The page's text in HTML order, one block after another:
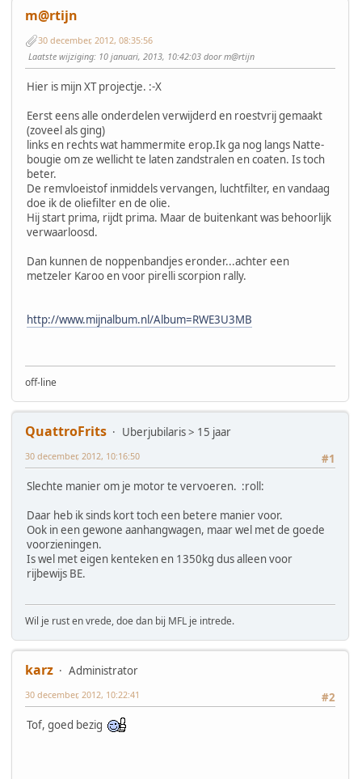
m@rtijn
30 december, 2012, 08:35:56
Laatste wijziging: 10 januari, 2013, 10:42:03 door m@rtijn
Hier is mijn XT projectje. :-X
Eerst eens alle onderdelen verwijderd en roestvrij gemaakt
(zoveel als ging)
links en rechts wat hammermite erop.Ik ga nog langs Natte-
bougie om ze wellicht te laten zandstralen en coaten. Is toch
beter.
De remvloeistof inmiddels vervangen, luchtfilter, en vandaag
doe ik de oliefilter en de olie.
Hij start prima, rijdt prima. Maar de buitenkant was behoorlijk
verwaarloosd.
Dan kunnen de noppenbandjes eronder...achter een
metzeler Karoo en voor pirelli scorpion rally.
http://www.mijnalbum.nl/Album=RWE3U3MB
off-line
QuattroFrits
Uberjubilaris > 15 jaar
#1
30 december, 2012, 10:16:50
Slechte manier om je motor te vervoeren. :roll:
Daar heb ik sinds kort toch een betere manier voor.
Ook in een gewone aanhangwagen, maar wel met de goede
voorzieningen.
Is wel met eigen kenteken en 1350kg dus alleen voor
rijbewijs BE.
Wil je rust en vrede, doe dan bij MFL je intrede.
karz
Administrator
#2
30 december, 2012, 10:22:41
Tof, goed bezig